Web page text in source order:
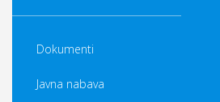
Dokumenti
Javna nabava